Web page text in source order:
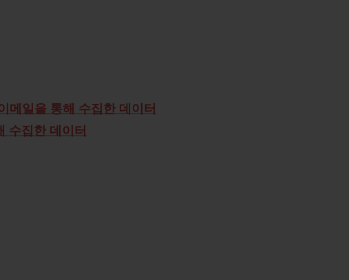
메일을 통해 수집한 데이터
수집한 데이터